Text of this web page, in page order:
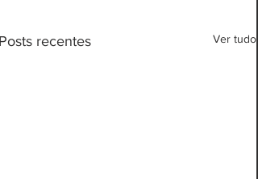
recentes Ver tudo